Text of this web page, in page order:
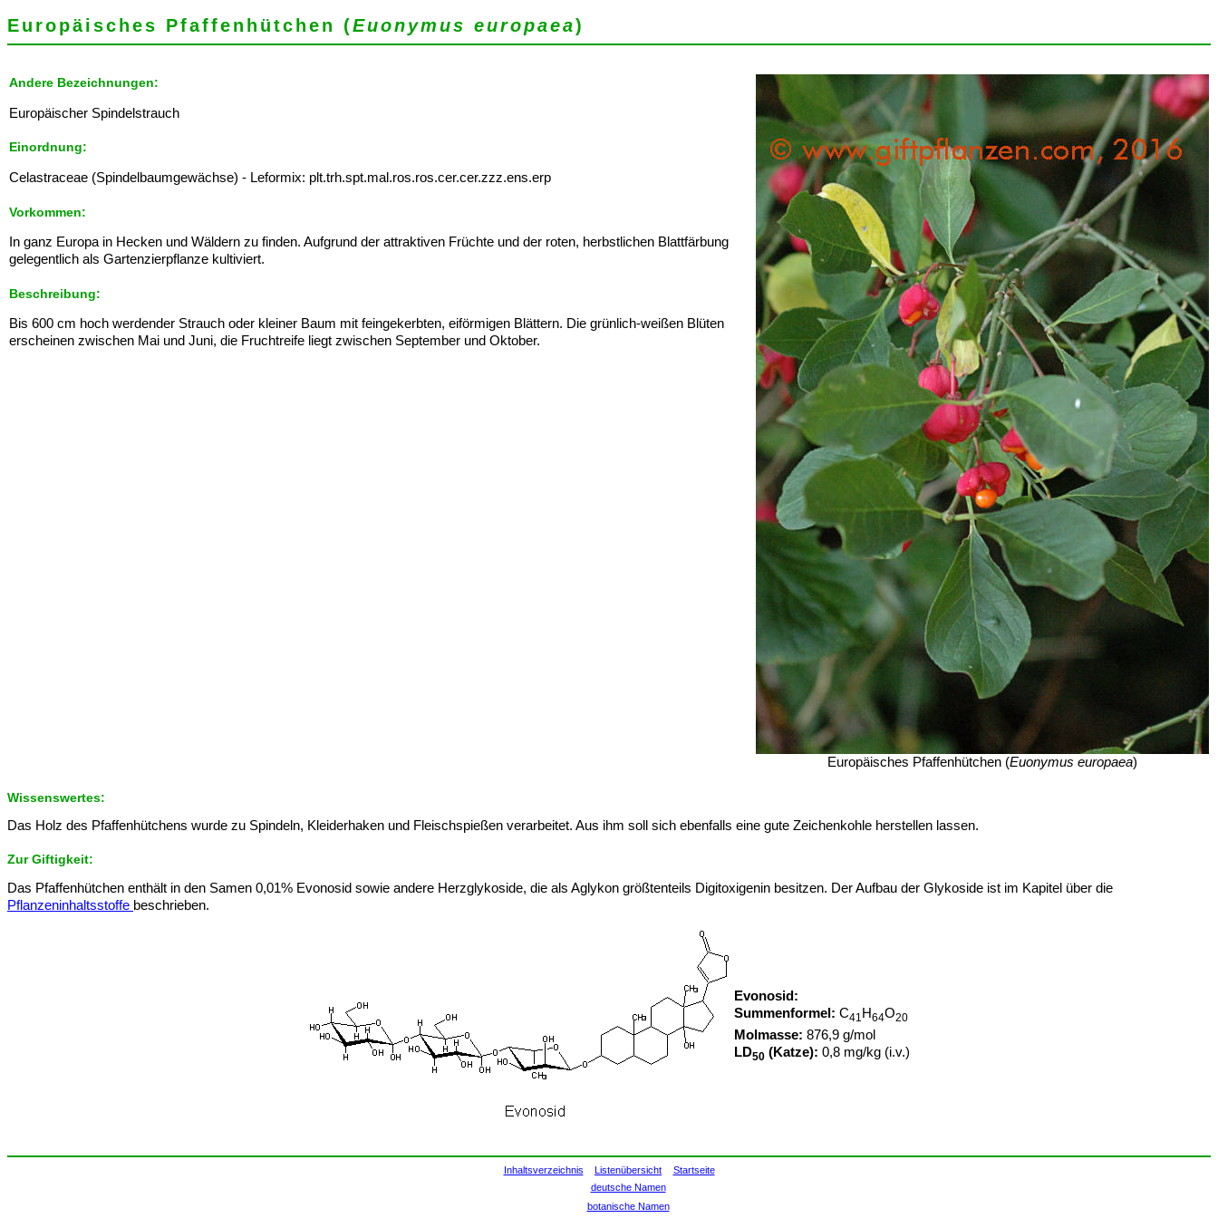
Europäisches Pfaffenhütchen (Euonymus europaea)
Andere Bezeichnungen:
Europäischer Spindelstrauch
Einordnung:
Celastraceae (Spindelbaumgewächse) - Leformix: plt.trh.spt.mal.ros.ros.cer.cer.zzz.ens.erp
Vorkommen:
In ganz Europa in Hecken und Wäldern zu finden. Aufgrund der attraktiven Früchte und der roten, herbstlichen Blattfärbung
gelegentlich als Gartenzierpflanze kultiviert.
Beschreibung:
Bis 600 cm hoch werdender Strauch oder kleiner Baum mit feingekerbten, eiförmigen Blättern. Die grünlich-weißen Blüten
erscheinen zwischen Mai und Juni, die Fruchtreife liegt zwischen September und Oktober.
Europäisches Pfaffenhütchen (Euonymus europaea)
Wissenswertes:
Das Holz des Pfaffenhütchens wurde zu Spindeln, Kleiderhaken und Fleischspießen verarbeitet. Aus ihm soll sich ebenfalls eine gute Zeichenkohle herstellen lassen.
Zur Giftigkeit:
Das Pfaffenhütchen enthält in den Samen 0,01% Evonosid sowie andere Herzglykoside, die als Aglykon größtenteils Digitoxigenin besitzen. Der Aufbau der Glykoside ist im Kapitel über die
Pflanzeninhaltsstoffe beschrieben.
Evonosid:
Summenformel: C41 H64O20
Molmasse: 876,9 g/mol
LD50(Katze): 0,8 mg/kg (i.v.)
Inhaltsverzeichnis Listenübersicht
Startseite
deutsche Namen
botanische Namen